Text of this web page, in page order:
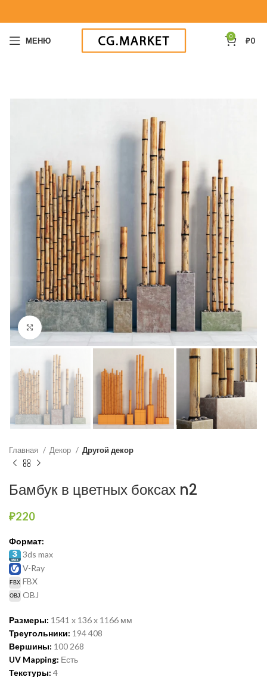
МЕНЮ 0 ₽0
Нажмите, чтобы увеличить
Главная Декор Другой декор
Бамбук в цветных боксах n2
₽220
Формат:
3ds max
V-Ray
FBX
OBJ
Размеры: 1541 x 136 x 1166 мм
Треугольники: 194 408
Вершины: 100 268
UV Mapping: Есть
Текстуры: 4